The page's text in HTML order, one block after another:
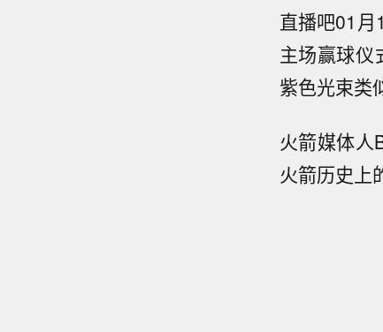
直播吧01
主场赢球
紫色光束类
火箭媒体人
火箭历史上